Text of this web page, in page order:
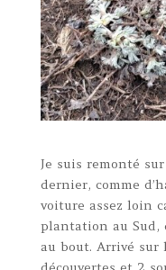
Je suis remonté
dernier, comme
voiture assez loin
plantation au Sud,
au bout. Arrivé